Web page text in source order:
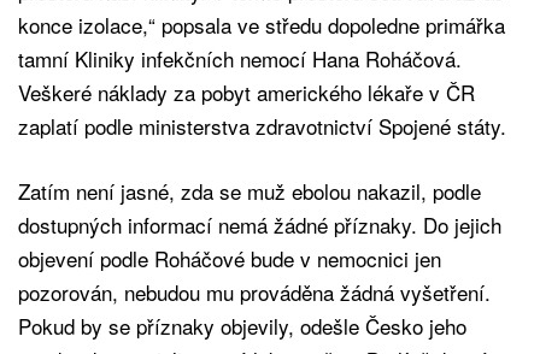
konce izolace,“ popsala ve středu dopoledne primářka
tamní Kliniky infekčních nemocí Hana Roháčová.
Veškeré náklady za pobyt amerického lékaře v ČR
zaplatí podle ministerstva zdravotnictví Spojené státy.
Zatím není jasné, zda se muž ebolou nakazil, podle
dostupných informací nemá žádné příznaky. Do jejich
objevení podle Roháčové bude v nemocnici jen
pozorován, nebudou mu prováděna žádná vyšetření.
Pokud by se příznaky objevily, odešle Česko jeho